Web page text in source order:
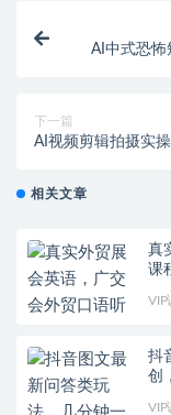
AI中式恐怖
下一篇
AI视频剪辑拍摄实
相关文章
真
课
VIP
抖
创
VIP